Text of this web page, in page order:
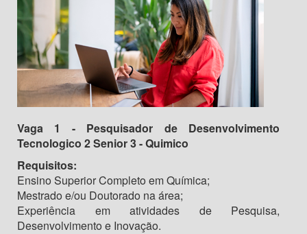
Vaga 1 - Pesquisador de Desenvolvimento
Tecnologico 2 Senior 3 - Quimico
Requisitos:
Ensino Superior Completo em Química;
Mestrado e/ou Doutorado na área;
Experiência em atividades de Pesquisa,
Desenvolvimento e Inovação.